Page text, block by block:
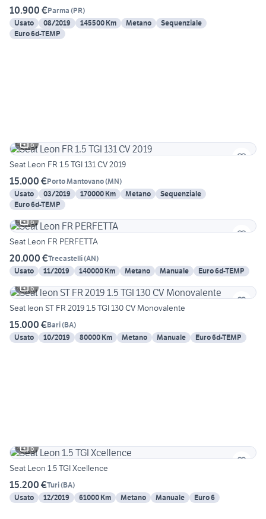
10.900 €Parma (PR)
Usato
08/2019 145500 Km Metano
Sequenziale
Euro 6d-TEMP
6
Seat Leon FR 1.5 TGI 131 CV 2019
15.000 €Porto Mantovano(MN)
Usato
03/2019 170000 Km Metano
Sequenziale
Euro 6d-TEMP
6
Seat Leon FR PERFETTA
20.000 €Trecastelli(AN)
Usato
11/2019 140000 Km Metano Manuale
Euro 6d-TEMP
6
Seat leon ST FR 2019 1.5 TGI 130 CV Monovalente
15.000 €Bari(BA)
Usato
10/2019 80000 Km Metano Manuale Euro 6d-TEMP
6
Seat Leon 1.5 TGI Xcellence
15.200 €Turi(BA)
Usato
12/2019 61000 Km Metano Manuale Euro 6